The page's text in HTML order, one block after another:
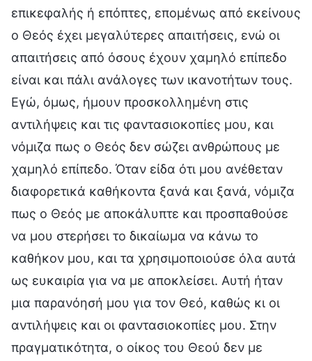
επικεφαλής ή επόπτες, επομένως από εκείνους
ο Θεός έχει μεγαλύτερες απαιτήσεις, ενώ οι
απαιτήσεις από όσους έχουν χαμηλό επίπεδο
είναι και πάλι ανάλογες των ικανοτήτων τους.
Εγώ, όμως, ήμουν προσκολλημένη στις
αντιλήψεις και τις φαντασιοκοπίες μου, και
νόμιζα πως ο Θεός δεν σώζει ανθρώπους με
χαμηλό επίπεδο. Όταν είδα ότι μου ανέθεταν
διαφορετικά καθήκοντα ξανά και ξανά, νόμιζα
πως ο Θεός με αποκάλυπτε και προσπαθούσε
να μου στερήσει το δικαίωμα να κάνω το
καθήκον μου, και τα χρησιμοποιούσε όλα αυτά
ως ευκαιρία για να με αποκλείσει. Αυτή ήταν
μια παρανόησή μου για τον Θεό, καθώς κι οι
αντιλήψεις και οι φαντασιοκοπίες μου. Στην
πραγματικότητα, ο οίκος του Θεού δεν με